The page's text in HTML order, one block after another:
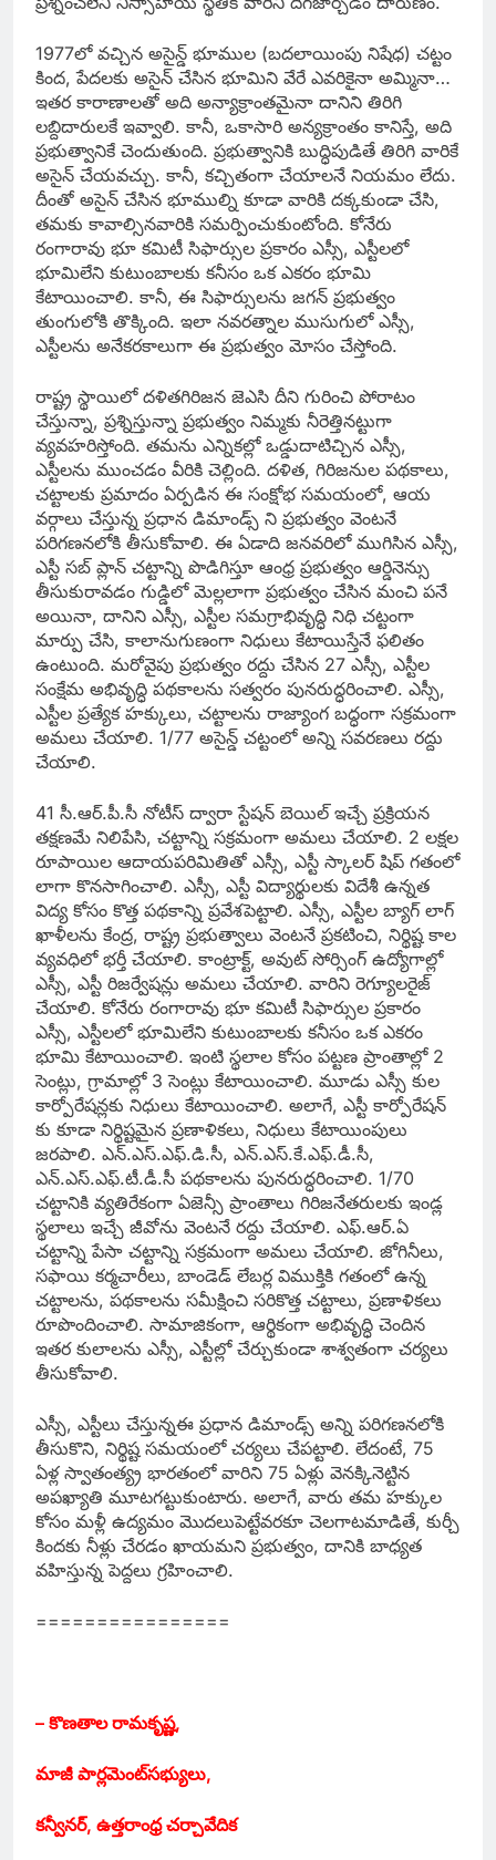
1977లో వచ్చిన అసైన్డ్‌ భూముల (బదలాయింపు నిషేధ) చట్టం
కింద, పేదలకు అసైన్‌ చేసిన భూమిని వేరే ఎవరికైనా అమ్మినా…
ఇతర కారాణాలతో అది అన్యాక్రాంతమైనా దానిని తిరిగి
లబ్దిదారులకే ఇవ్వాలి. కానీ, ఒకాసారి అన్యక్రాంతం కానిస్తే, అది
ప్రభుత్వానికే చెందుతుంది. ప్రభుత్వానికి బుద్ధిపుడితే తిరిగి వారికే
అసైన్‌ చేయవచ్చు. కానీ, కచ్చితంగా చేయాలనే నియమం లేదు.
దీంతో అసైన్‌ చేసిన భూముల్ని కూడా వారికి దక్కకుండా చేసి,
తమకు కావాల్సినవారికి సమర్పించుకుంటోంది. కోనేరు
రంగారావు భూ కమిటీ సిఫార్సుల ప్రకారం ఎస్సీ, ఎస్టీలలో
భూమిలేని కుటుంబాలకు కనీసం ఒక ఎకరం భూమి
కేటాయించాలి. కానీ, ఈ సిఫార్సులను జగన్‌ ప్రభుత్వం
తుంగులోకి తొక్కింది. ఇలా నవరత్నాల ముసుగులో ఎస్సీ,
ఎస్టీలను అనేకరకాలుగా ఈ ప్రభుత్వం మోసం చేస్తోంది.
రాష్ట్ర స్థాయిలో దళితగిరిజన జెఎసి దీని గురించి పోరాటం
చేస్తున్నా, ప్రశ్నిస్తున్నా ప్రభుత్వం నిమ్మకు నీరెత్తినట్టుగా
వ్యవహరిస్తోంది. తమను ఎన్నికల్లో ఒడ్డుదాటిచ్చిన ఎస్సీ,
ఎస్టీలను ముంచడం వీరికి చెల్లింది. దళిత, గిరిజనుల పథకాలు,
చట్టాలకు ప్రమాదం ఏర్పడిన ఈ సంక్షోభ సమయంలో, ఆయ
వర్గాలు చేస్తున్న ప్రధాన డిమాండ్స్‌ ని ప్రభుత్వం వెంటనే
పరిగణనలోకి తీసుకోవాలి. ఈ ఏడాది జనవరిలో ముగిసిన ఎస్సీ,
ఎస్టీ సబ్‌ ప్లాన్‌ చట్టాన్ని పొడిగిస్తూ ఆంధ్ర ప్రభుత్వం ఆర్డినెన్సు
తీసుకురావడం గుడ్డిలో మెల్లలాగా ప్రభుత్వం చేసిన మంచి పనే
అయినా, దానిని ఎస్సీ, ఎస్టీల సమగ్రాభివృద్ధి నిధి చట్టంగా
మార్పు చేసి, కాలానుగుణంగా నిధులు కేటాయిస్తేనే ఫలితం
ఉంటుంది. మరోవైపు ప్రభుత్వం రద్దు చేసిన 27 ఎస్సీ, ఎస్టీల
సంక్షేమ అభివృద్ధి పథకాలను సత్వరం పునరుద్ధరించాలి. ఎస్సీ,
ఎస్టీల ప్రత్యేక హక్కులు, చట్టాలను రాజ్యాంగ బద్ధంగా సక్రమంగా
అమలు చేయాలి. 1/77 అసైన్డ్‌ చట్టంలో అన్ని సవరణలు రద్దు
చేయాలి.
41 సీ.ఆర్‌.పీ.సీ నోటీస్‌ ద్వారా స్టేషన్‌ బెయిల్‌ ఇచ్చే ప్రక్రియన
తక్షణమే నిలిపేసి, చట్టాన్ని సక్రమంగా అమలు చేయాలి. 2 లక్షల
రూపాయిల ఆదాయపరిమితితో ఎస్సీ, ఎస్టీ స్కాలర్‌ షిప్‌ గతంలో
లాగా కొనసాగించాలి. ఎస్సీ, ఎస్టీ విద్యార్థులకు విదేశీ ఉన్నత
విద్య కోసం కొత్త పథకాన్ని ప్రవేశపెట్టాలి. ఎస్సీ, ఎస్టీల బ్యాగ్‌ లాగ్‌
ఖాళీలను కేంద్ర, రాష్ట్ర ప్రభుత్వాలు వెంటనే ప్రకటించి, నిర్థిష్ట కాల
వ్యవధిలో భర్తీ చేయాలి. కాంట్రాక్ట్‌, అవుట్‌ సోర్సింగ్‌ ఉద్యోగాల్లో
ఎస్సీ, ఎస్టీ రిజర్వేషన్లు అమలు చేయాలి. వారిని రెగ్యూలరైజ్‌
చేయాలి. కోనేరు రంగారావు భూ కమిటీ సిఫార్సుల ప్రకారం
ఎస్సీ, ఎస్టీలలో భూమిలేని కుటుంబాలకు కనీసం ఒక ఎకరం
భూమి కేటాయించాలి. ఇంటి స్థలాల కోసం పట్టణ ప్రాంతాల్లో 2
సెంట్లు, గ్రామాల్లో 3 సెంట్లు కేటాయించాలి. మూడు ఎస్సీ కుల
కార్పోరేషన్లకు నిధులు కేటాయించాలి. అలాగే, ఎస్టీ కార్పోరేషన్‌
కు కూడా నిర్థిష్టమైన ప్రణాళికలు, నిధులు కేటాయింపులు
జరపాలి. ఎన్‌.ఎస్‌.ఎఫ్‌.డి.సీ, ఎన్‌.ఎస్‌.కే.ఎఫ్‌.డీ.సీ,
ఎన్‌.ఎస్‌.ఎఫ్‌.టీ.డీ.సీ పథకాలను పునరుద్ధరించాలి. 1/70
చట్టానికి వ్యతిరేకంగా ఏజెన్సీ ప్రాంతాలు గిరిజనేతరులకు ఇండ్ల
స్థలాలు ఇచ్చే జీవోను వెంటనే రద్దు చేయాలి. ఎఫ్‌.ఆర్‌.ఏ
చట్టాన్ని పేసా చట్టాన్ని సక్రమంగా అమలు చేయాలి. జోగినీలు,
సఫాయి కర్మచారీలు, బాండెడ్‌ లేబర్ల విముక్తికి గతంలో ఉన్న
చట్టాలను, పథకాలను సమీక్షించి సరికొత్త చట్టాలు, ప్రణాళికలు
రూపొందించాలి. సామాజికంగా, ఆర్థికంగా అభివృద్ధి చెందిన
ఇతర కులాలను ఎస్సీ, ఎస్టీల్లో చేర్చుకుండా శాశ్వతంగా చర్యలు
తీసుకోవాలి.
ఎస్సీ, ఎస్టీలు చేస్తున్నఈ ప్రధాన డిమాండ్స్‌ అన్ని పరిగణనలోకి
తీసుకొని, నిర్థిష్ట సమయంలో చర్యలు చేపట్టాలి. లేదంటే, 75
ఏళ్ల స్వాతంత్య్ర భారతంలో వారిని 75 ఏళ్లు వెనక్కినెట్టిన
అపఖ్యాతి మూటగట్టుకుంటారు. అలాగే, వారు తమ హక్కుల
కోసం మళ్లీ ఉద్యమం మొదలుపెట్టేవరకూ చెలగాటమాడితే, కుర్చీ
కిందకు నీళ్లు చేరడం ఖాయమని ప్రభుత్వం, దానికి బాధ్యత
వహిస్తున్న పెద్దలు గ్రహించాలి.
================
– కొణతాల రామకృష్ణ,
మాజీ పార్లమెంట్‌సభ్యులు,
కన్వీనర్‌, ఉత్తరాంధ్ర చర్చావేదిక